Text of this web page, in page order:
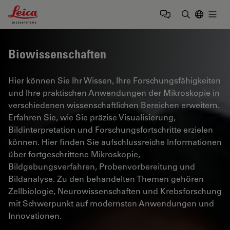
Leica Microsystems Logo
Biowissenschaften
Hier können Sie Ihr Wissen, Ihre Forschungsfähigkeiten
und Ihre praktischen Anwendungen der Mikroskopie in
verschiedenen wissenschaftlichen Bereichen erweitern.
Erfahren Sie, wie Sie präzise Visualisierung,
Bildinterpretation und Forschungsfortschritte erzielen
können. Hier finden Sie aufschlussreiche Informationen
über fortgeschrittene Mikroskopie,
Bildgebungsverfahren, Probenvorbereitung und
Bildanalyse. Zu den behandelten Themen gehören
Zellbiologie, Neurowissenschaften und Krebsforschung
mit Schwerpunkt auf modernsten Anwendungen und
Innovationen.